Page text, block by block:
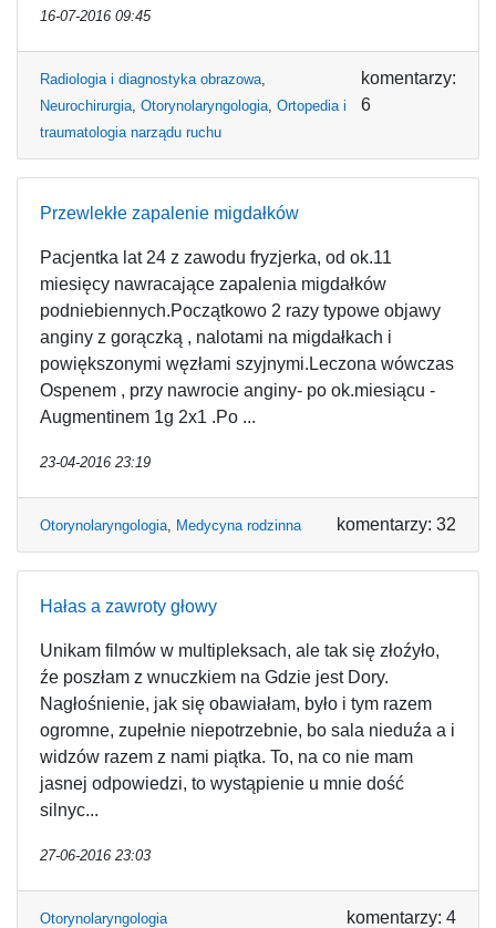
16-07-2016 09:45
Radiologia i diagnostyka obrazowa,
Neurochirurgia, Otorynolaryngologia, Ortopedia i
traumatologia narządu ruchu
komentarzy:
6
Przewlekłe zapalenie migdałków
Pacjentka lat 24 z zawodu fryzjerka, od ok.11
miesięcy nawracające zapalenia migdałków
podniebiennych.Początkowo 2 razy typowe objawy
anginy z gorączką , nalotami na migdałkach i
powiększonymi węzłami szyjnymi.Leczona wówczas
Ospenem , przy nawrocie anginy- po ok.miesiącu -
Augmentinem 1g 2x1 .Po ...
23-04-2016 23:19
Otorynolaryngologia, Medycyna rodzinna komentarzy: 32
Hałas a zawroty głowy
Unikam filmów w multipleksach, ale tak się złoźyło,
źe poszłam z wnuczkiem na Gdzie jest Dory.
Nagłośnienie, jak się obawiałam, było i tym razem
ogromne, zupełnie niepotrzebnie, bo sala nieduźa a i
widzów razem z nami piątka. To, na co nie mam
jasnej odpowiedzi, to wystąpienie u mnie dość
silnyc...
27-06-2016 23:03
Otorynolaryngologia komentarzy: 4